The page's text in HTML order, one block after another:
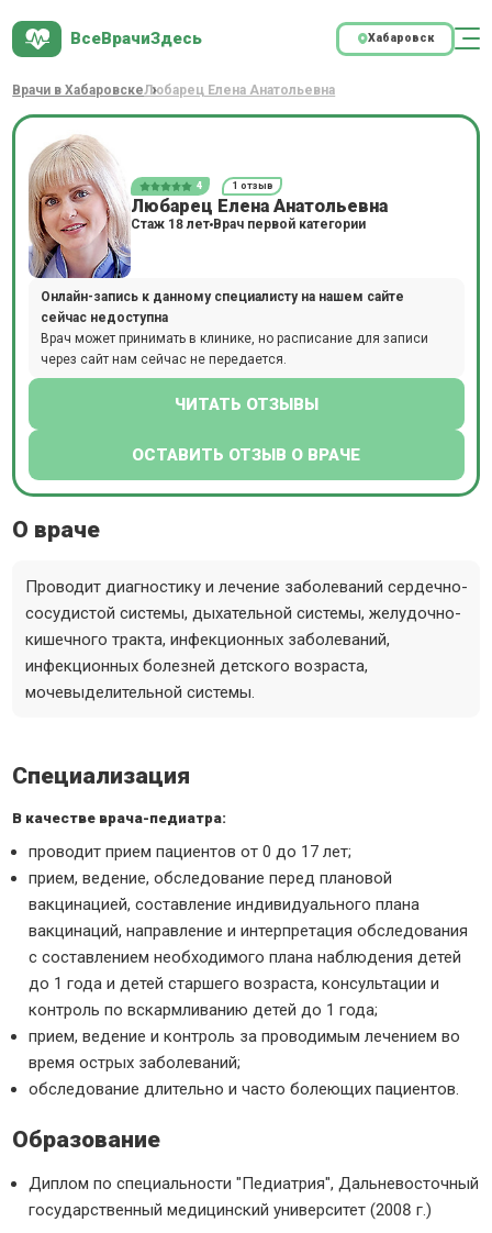
ВсеВрачиЗдесь Хабаровск
Врачи в ХабаровскеЛюбарец Елена Анатольевна
4 1 отзыв
Любарец Елена Анатольевна
Стаж 18 лет Врач первой категории
Онлайн-запись к данному специалисту на нашем сайте
сейчас недоступна
Врач может принимать в клинике, но расписание для записи
через сайт нам сейчас не передается.
ЧИТАТЬ ОТЗЫВЫ
ОСТАВИТЬ ОТЗЫВ О ВРАЧЕ
О враче
Проводит диагностику и лечение заболеваний сердечно-
сосудистой системы, дыхательной системы, желудочно-
кишечного тракта, инфекционных заболеваний,
инфекционных болезней детского возраста,
мочевыделительной системы.
Специализация
В качестве врача-педиатра:
проводит прием пациентов от 0 до 17 лет;
прием, ведение, обследование перед плановой
вакцинацией, составление индивидуального плана
вакцинаций, направление и интерпретация обследования
с составлением необходимого плана наблюдения детей
до 1 года и детей старшего возраста, консультации и
контроль по вскармливанию детей до 1 года;
прием, ведение и контроль за проводимым лечением во
время острых заболеваний;
обследование длительно и часто болеющих пациентов.
Образование
Диплом по специальности "Педиатрия", Дальневосточный
государственный медицинский университет (2008 г.)